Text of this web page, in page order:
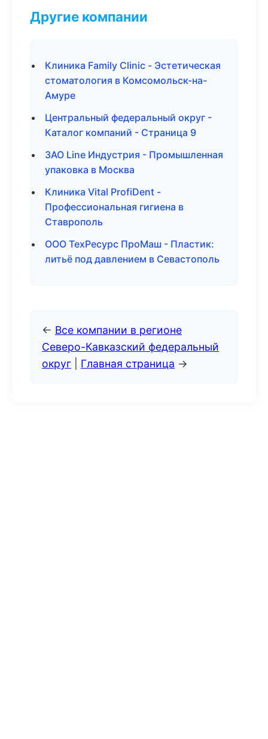
Другие компании
Клиника Family Clinic - Эстетическая
стоматология в Комсомольск-на-
Амуре
Центральный федеральный округ -
Каталог компаний - Страница 9
ЗАО Line Индустрия - Промышленная
упаковка в Москва
Клиника Vital ProfiDent -
Профессиональная гигиена в
Ставрополь
ООО ТехРесурс ПроМаш - Пластик:
литьё под давлением в Севастополь
← Все компании в регионе
Северо-Кавказский федеральный
округ
Главная страница →